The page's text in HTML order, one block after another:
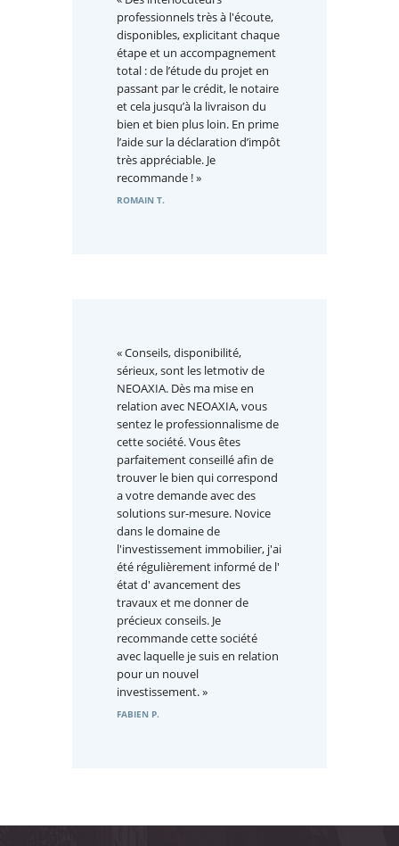
professionnels très à l'écoute,
disponibles, explicitant chaque
étape et un accompagnement
total : de l’étude du projet en
passant par le crédit, le notaire
et cela jusqu’à la livraison du
bien et bien plus loin. En prime
l’aide sur la déclaration d’impôt
très appréciable. Je
recommande ! »
ROMAIN T.
« Conseils, disponibilité,
sérieux, sont les letmotiv de
NEOAXIA. Dès ma mise en
relation avec NEOAXIA, vous
sentez le professionnalisme de
cette société. Vous êtes
parfaitement conseillé afin de
trouver le bien qui correspond
a votre demande avec des
solutions sur-mesure. Novice
dans le domaine de
l'investissement immobilier, j'ai
été régulièrement informé de l'
état d' avancement des
travaux et me donner de
précieux conseils. Je
recommande cette société
avec laquelle je suis en relation
pour un nouvel
investissement. »
FABIEN P.